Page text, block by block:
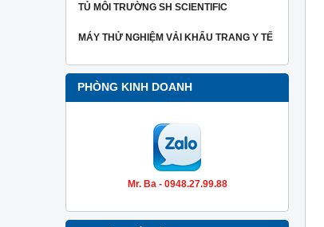
TỦ MÔI TRƯỜNG SH SCIENTIFIC
MÁY THỬ NGHIỆM VẢI KHẨU TRANG Y TẾ
PHÒNG KINH DOANH
Mr. Ba - 0948.27.99.88